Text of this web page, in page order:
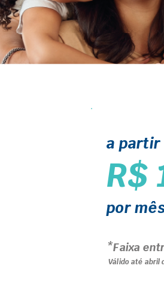
a partir
R$
*Faixa
Válido até abril
por